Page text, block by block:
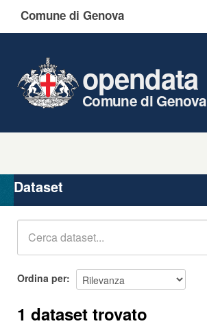
Comune di Genova
opendata
Comune di Genova
Organizzazioni
Gruppi
Dataset
Ordina per
1 dataset trovato